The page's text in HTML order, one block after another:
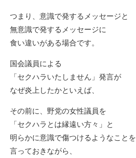
つまり、意識で発するメッセージと
無意識で発するメッセージに
食い違いがある場合です。
国会議員による
「セクハラいたしません」発言が
なぜ炎上したかといえば、
その前に、野党の女性議員を
「セクハラとは縁遠い方々」と
明らかに意識で傷つけるようなことを
言っておきながら、